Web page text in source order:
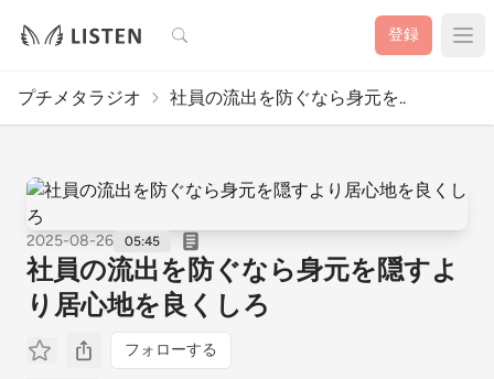
検索 登録
プチメタラジオ 社員の流出を防ぐなら身元を..
2025-08-26 05:45
社員の流出を防ぐなら身元を隠すよ
り居心地を良くしろ
フォローする